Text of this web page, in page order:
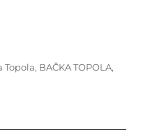
Topola, BAČKA TOPOLA,